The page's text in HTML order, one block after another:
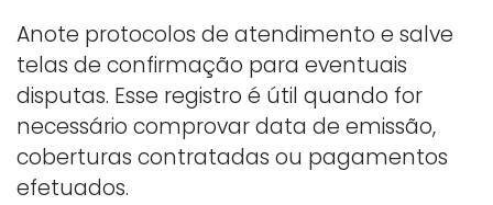
Anote protocolos de atendimento e salve
telas de confirmação para eventuais
disputas. Esse registro é útil quando for
necessário comprovar data de emissão,
coberturas contratadas ou pagamentos
efetuados.